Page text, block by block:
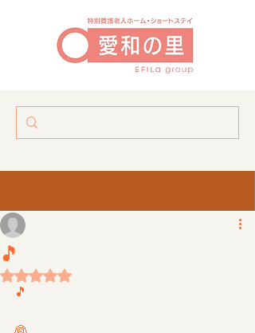
９月のハーモニカ演奏🎵
今月の演奏🎵